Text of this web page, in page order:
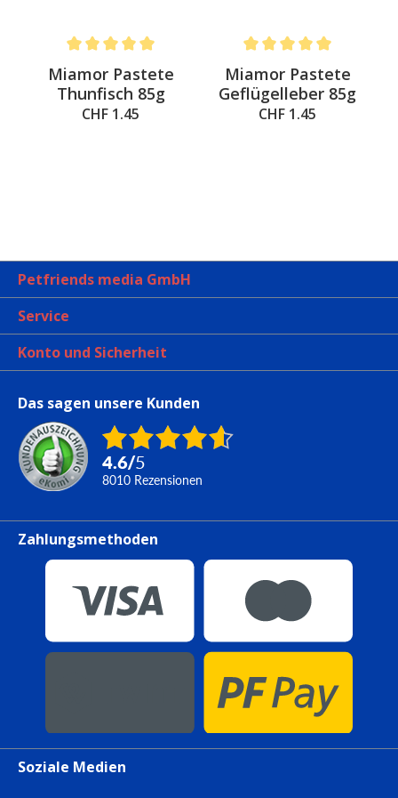
Miamor Pastete
Thunfisch 85g
CHF 1.45
Miamor Pastete
Geflügelleber 85g
CHF 1.45
Petfriends media GmbH
Service
Konto und Sicherheit
Das sagen unsere Kunden
4.6/5
8010 Rezensionen
Zahlungsmethoden
Soziale Medien